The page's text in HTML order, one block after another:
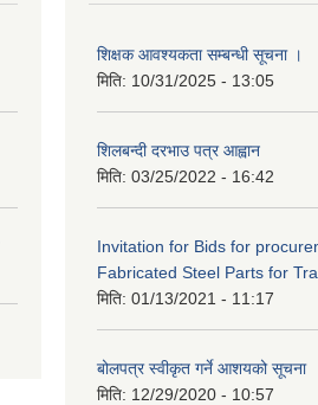
शिक्षक आवश्यकता सम्बन्धी सूचना ।
मिति: 10/31/2025 - 13:05
शिलबन्दी दरभाउ पत्र आह्वान
मिति: 03/25/2022 - 16:42
Invitation for Bids for
Fabricated Steel Parts for
मिति: 01/13/2021 - 11:17
बोलपत्र स्वीकृत गर्ने आशयको सूचना
मिति: 12/29/2020 - 10:57